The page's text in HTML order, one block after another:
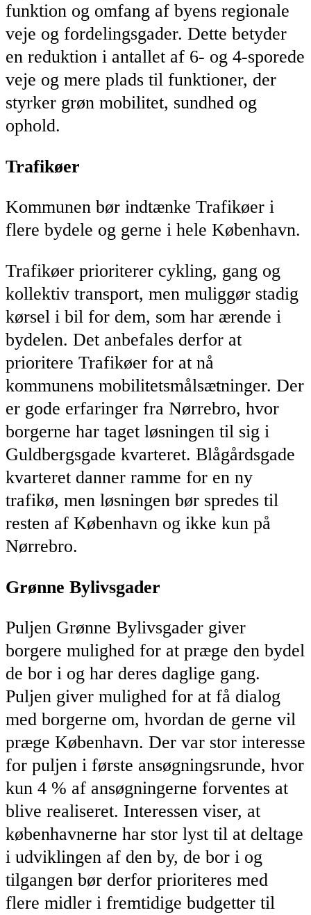
funktion og omfang af byens regionale
veje og fordelingsgader. Dette betyder
en reduktion i antallet af 6- og 4-sporede
veje og mere plads til funktioner, der
styrker grøn mobilitet, sundhed og
ophold.
Trafikøer
Kommunen bør indtænke Trafikøer i
flere bydele og gerne i hele København.
Trafikøer prioriterer cykling, gang og
kollektiv transport, men muliggør stadig
kørsel i bil for dem, som har ærende i
bydelen. Det anbefales derfor at
prioritere Trafikøer for at nå
kommunens mobilitetsmålsætninger. Der
er gode erfaringer fra Nørrebro, hvor
borgerne har taget løsningen til sig i
Guldbergsgade kvarteret. Blågårdsgade
kvarteret danner ramme for en ny
trafikø, men løsningen bør spredes til
resten af København og ikke kun på
Nørrebro.
Grønne Bylivsgader
Puljen Grønne Bylivsgader giver
borgere mulighed for at præge den bydel
de bor i og har deres daglige gang.
Puljen giver mulighed for at få dialog
med borgerne om, hvordan de gerne vil
præge København. Der var stor interesse
for puljen i første ansøgningsrunde, hvor
kun 4 % af ansøgningerne forventes at
blive realiseret. Interessen viser, at
københavnerne har stor lyst til at deltage
i udviklingen af den by, de bor i og
tilgangen bør derfor prioriteres med
flere midler i fremtidige budgetter til